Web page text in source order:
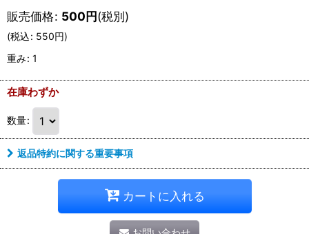
販売価格: 500円(税別)
(税込: 550円)
重み: 1
在庫わずか
数量:
返品特約に関する重要事項
カートに入れる